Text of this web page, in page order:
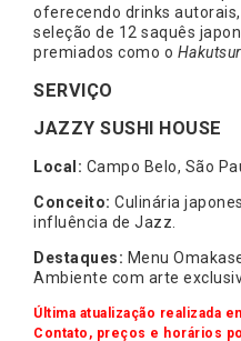
oferecendo drinks
seleção de 12 saquês
premiados como o
SERVIÇO
JAZZY SUSHI HOUSE
Local: Campo Belo, São
Conceito: Culinária
influência de Jazz.
Destaques: Menu
Ambiente com arte
Última atualização realizada
Contato, preços e horários